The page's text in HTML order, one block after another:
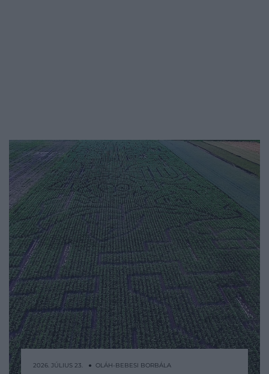
2026. JÚLIUS 23. ● OLÁH-BEBESI BORBÁLA